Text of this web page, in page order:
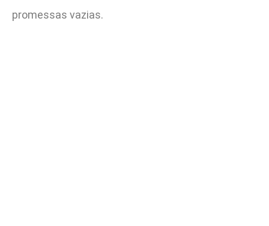
promessas vazias.